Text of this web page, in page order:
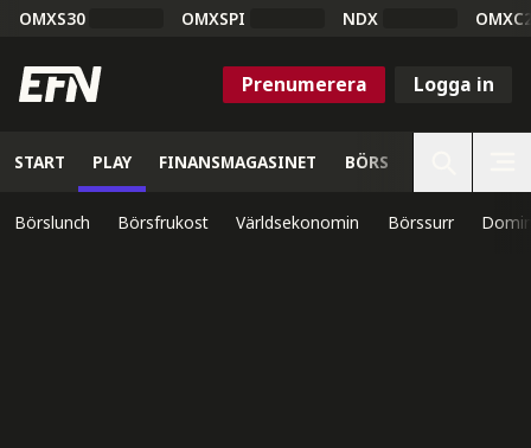
OMXS30 OMXSPI NDX
Prenumerera Logga in
START PLAY FINANSMAGASINET BÖRS
Börslunch Börsfrukost Världsekonomin Börssurr